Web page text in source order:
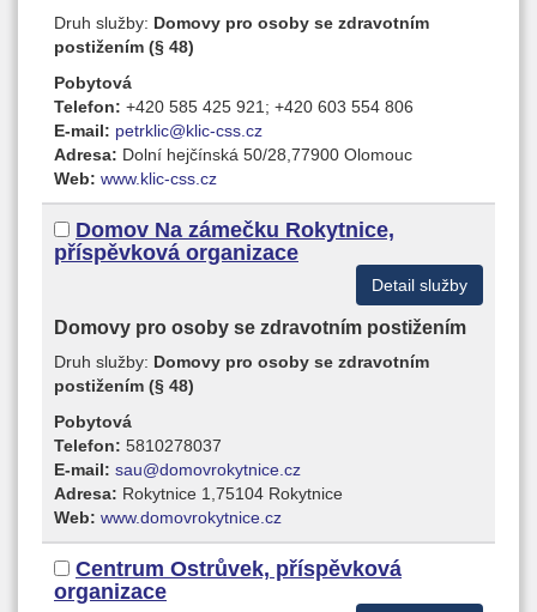
Druh služby: Domovy pro osoby se zdravotním
postižením (§ 48)
Pobytová
Telefon: +420 585 425 921; +420 603 554 806
E-mail: petrklic@klic-css.cz
Adresa: Dolní hejčínská 50/28,77900 Olomouc
Web: www.klic-css.cz
Domov Na zámečku Rokytnice,
příspěvková organizace
Detail služby
Domovy pro osoby se zdravotním postižením
Druh služby: Domovy pro osoby se zdravotním
postižením (§ 48)
Pobytová
Telefon: 5810278037
E-mail: sau@domovrokytnice.cz
Adresa: Rokytnice 1,75104 Rokytnice
Web: www.domovrokytnice.cz
Centrum Ostrůvek, příspěvková
organizace